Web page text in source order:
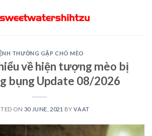
THƯỜNG GẶP CHÓ MÈO
về hiện tượng mèo bị
bụng Update 08/2026
ON 30 JUNE, 2021 BYVAAT